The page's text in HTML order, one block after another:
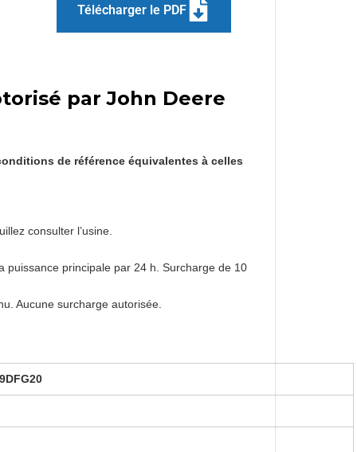
Télécharger le PDF
par John Deere
de référence équivalentes à celles
consulter l’usine.
puissance principale par 24 h. Surcharge de 10
Aucune surcharge autorisée.